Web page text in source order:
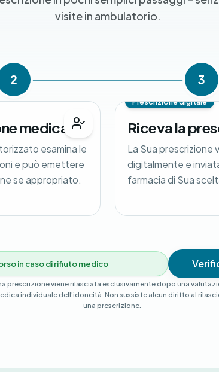
visite in ambulatorio.
2
medica
esamina le
e può emettere
se appropriato.
3
Prescrizione digitale
Riceva la
La Sua prescrizione
digitalmente e
farmacia di Sua
in caso di rifiuto medico
prescrizione viene rilasciata esclusivamente dopo una
individuale dell'idoneità. Non sussiste alcun diritto al
una prescrizione.